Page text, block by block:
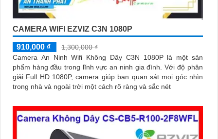
CAMERA WIFI EZVIZ C3N 1080P
910,000 ₫
1,300,000 ₫
Camera An Ninh Wifi Không Dây C3N 1080P là một sản
phẩm hàng đầu trong lĩnh vực an ninh gia đình. Với độ phân
giải Full HD 1080P, camera giúp bạn quan sát mọi góc nhìn
trong nhà và ngoài trời một cách rõ ràng và sắc nét